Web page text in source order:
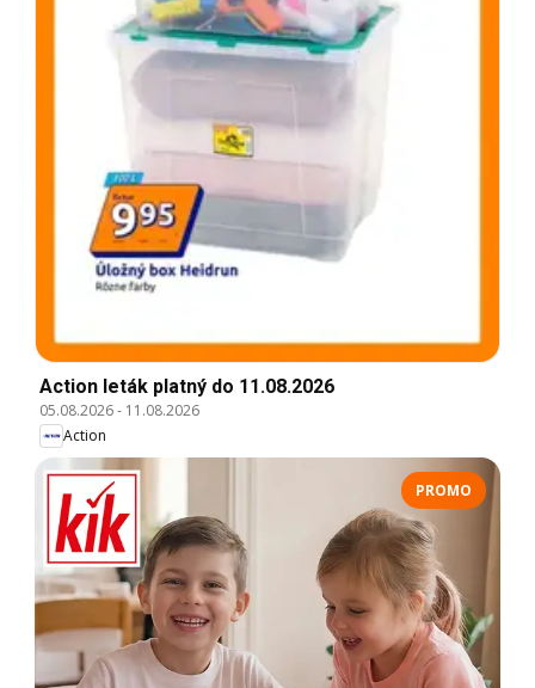
Action leták platný do 11.08.2026
05.08.2026- 11.08.2026
Action
PROMO